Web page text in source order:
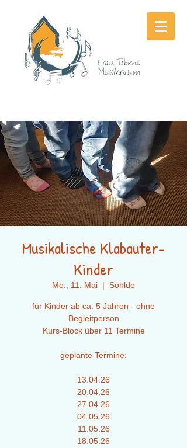
Musikalische Klabauter-
Kinder
Mo., 11. Mai
  |
Söhlde
für Kinder ab ca. 5 Jahren - ohne
Begleitperson
Kurs-Block über 11 Termine
geplante Termine:
13.04.26
20.04.26
27.04.26
04.05.26
11.05.26
18.05.26